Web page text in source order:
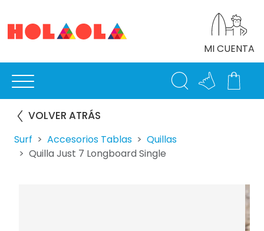
MI CUENTA
VOLVER ATRÁS
Surf Accesorios Tablas
Quillas
Quilla Just 7 Longboard Single